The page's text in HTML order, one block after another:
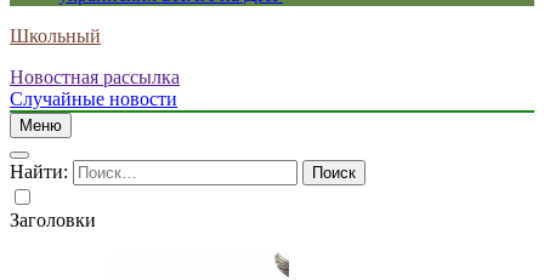
Школьный
Новостная рассылка
Случайные новости
Меню
Найти:
Заголовки